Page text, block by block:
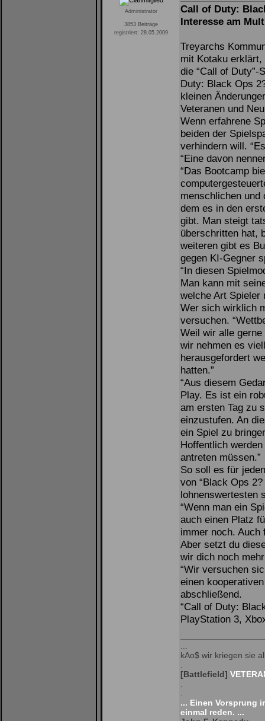
Administrator
3853 Beiträge
registriert: 28.05.2009
Call of Duty:
Interesse am
Treyarchs
mit Kotaku
die “Call of Duty”-
Duty: Black Ops
kleinen
Veteranen und
Wenn erfahrene
beiden der
verhindern will.
“Eine davon
“Das Bootcamp
menschlichen und
dem es in den
gibt. Man steigt
überschritten hat,
weiteren gibt es
gegen KI-Gegner
“In diesen
Man kann mit
welche Art Spieler
Wer sich wirklich
versuchen.
Weil wir alle
wir nehmen es
herausgefordert
hatten.”
“Aus diesem
Play. Es ist ein
am ersten Tag zu
einzustufen. An
ein Spiel zu
Hoffentlich
antreten müssen.”
So soll es für
von “Black Ops
lohnenswertesten
“Wenn man ein
auch einen Platz
immer noch. Auch
Aber setzt du
wir dich noch
“Wir versuchen
einen
abschließend.
“Call of Duty:
PlayStation 3,
kAo$ wir kriegen sie
[Battlefield]
... Einen Vorsprung
einmal reden. ...